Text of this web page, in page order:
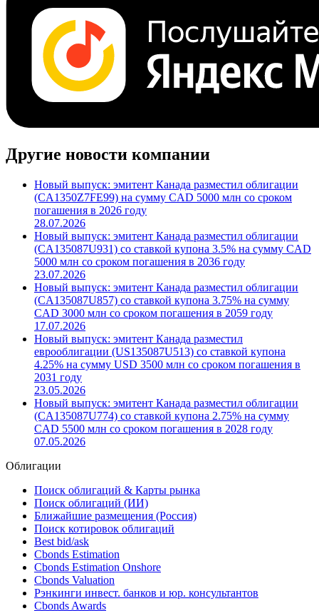
Cbonds.TV
Другие новости компании
Новый выпуск: эмитент Канада разместил облигации
(CA1350Z7FE99) на сумму CAD 5000 млн со сроком
погашения в 2026 году
28.07.2026
Новый выпуск: эмитент Канада разместил облигации
(CA135087U931) со ставкой купона 3.5% на сумму CAD
5000 млн со сроком погашения в 2036 году
23.07.2026
Новый выпуск: эмитент Канада разместил облигации
(CA135087U857) со ставкой купона 3.75% на сумму
CAD 3000 млн со сроком погашения в 2059 году
17.07.2026
Новый выпуск: эмитент Канада разместил
еврооблигации (US135087U513) со ставкой купона
4.25% на сумму USD 3500 млн со сроком погашения в
2031 году
23.05.2026
(CA135087U774) со ставкой купона 2.75% на сумму
07.05.2026
Облигации
Поиск облигаций & Карты рынка
Поиск облигаций (ИИ)
Ближайшие размещения (Россия)
Поиск котировок облигаций
Best bid/ask
Cbonds Estimation